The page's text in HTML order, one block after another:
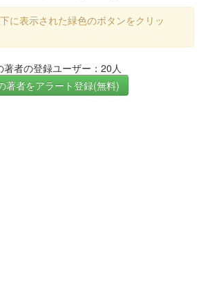
下に表示された緑色のボタンをクリッ
著者の登録ユーザー：20人
著者をアラート登録(無料)